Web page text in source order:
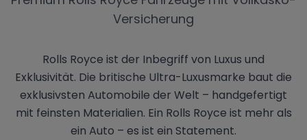
Versicherung
Rolls Royce ist der Inbegriff von Luxus und
Exklusivität. Die britische Ultra-Luxusmarke baut die
exklusivsten Automobile der Welt – handgefertigt
mit feinsten Materialien. Ein Rolls Royce ist mehr als
ein Auto – es ist ein Statement.